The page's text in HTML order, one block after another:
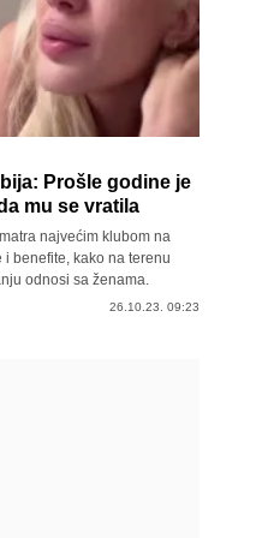
Prošle godine je
mu se vratila
najvećim klubom na
benefite, kako na terenu
odnosi sa ženama.
26.10.23. 09:23